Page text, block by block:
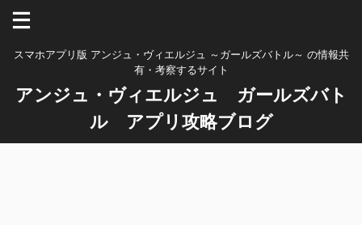
スマホアプリ版 アンジュ・ヴィエルジュ ～ガールズバトル～ の情報共
有・考察するサイト
アンジュ・ヴィエルジュ ガールズバト
ル アプリ攻略ブログ